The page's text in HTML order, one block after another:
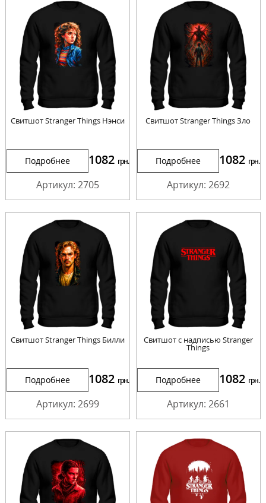
Свитшот Stranger Things Нэнси
Подробнее 1082 грн.
Артикул: 2705
Свитшот Stranger Things Зло
Подробнее 1082 грн.
Артикул: 2692
Свитшот Stranger Things Билли
Подробнее 1082 грн.
Артикул: 2699
Свитшот с надписью Stranger
Things
Подробнее 1082 грн.
Артикул: 2661